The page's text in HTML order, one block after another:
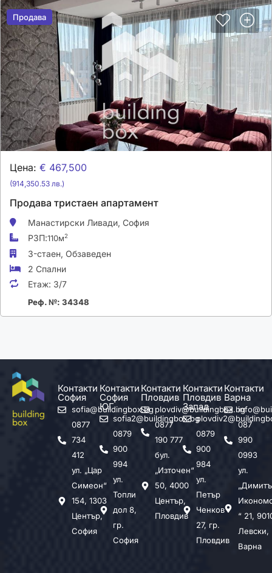
Продава
Продава
Цена: € 467,500
(914,350.53 лв.)
Продава тристаен апартамент
Манастирски Ливади, София
РЗП:110м2
3-стаен, Обзаведен
2 Спални
Етаж: 3/7
Реф. №: 34348
Контакти
София
sofia@buildingbox.bg
0877
734
412
ул. „Цар
Симеон“
154, 1303
Център,
София
Контакти
София
ЮГ
sofia2@buildingbox.bg
0879
900
994
ул.
Топли
дол 8,
гр.
София
Контакти
Пловдив
plovdiv@buildingbox.bg
0877
190 777
бул.
„Източен“
50, 4000
Център,
Пловдив
Контакти
Пловдив
Запад
0879
900
984
ул.
Петър
Ченков
27, гр.
Пловдив
Контакти
Варна
087
990
0993
ул.
“ 21,
Левски,
Варна